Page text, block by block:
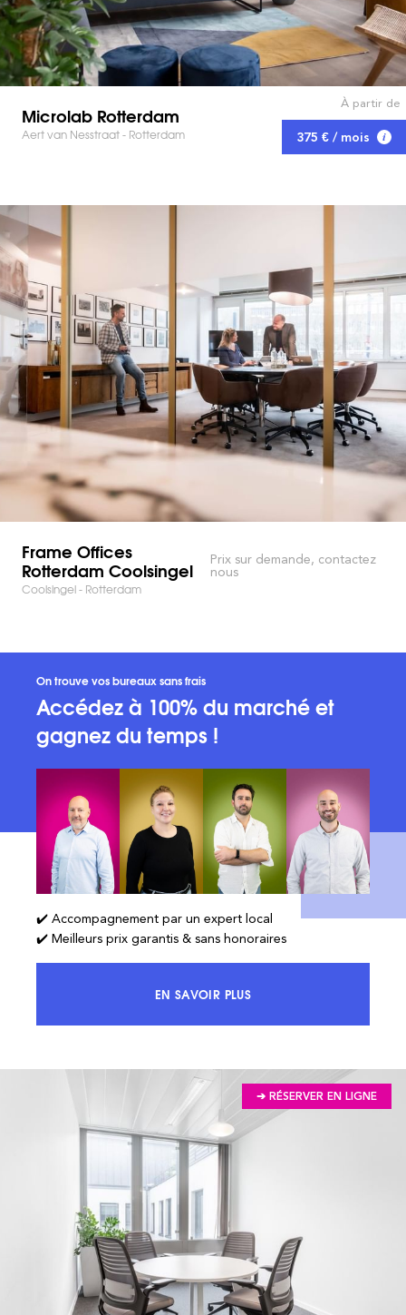
Microlab Rotterdam
Aert van Nesstraat - Rotterdam
À partir de
375 € / mois
Frame Offices
Rotterdam Coolsingel
Coolsingel - Rotterdam
Prix sur demande, contactez
nous
On trouve vos bureaux sans frais
Accédez à 100% du marché et
gagnez du temps !
✔️ Accompagnement par un expert local
✔️ Meilleurs prix garantis & sans honoraires
EN SAVOIR PLUSACCÉDEZ À 100% DU MARCHÉ ET
➔ RÉSERVER EN LIGNE